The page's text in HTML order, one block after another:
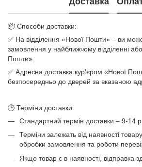
📦 Способи доставки:
✅ На відділення «Нової Пошти» – ви
замовлення у найближчому відділенні
Пошти».
✅ Адресна доставка кур’єром «Нової
безпосередньо до дверей за вказаною
🕒 Терміни доставки:
Стандартний термін доставки – 9-14
Терміни залежать від наявності
обробки замовлення та роботи
Якщо товар є в наявності, відправка